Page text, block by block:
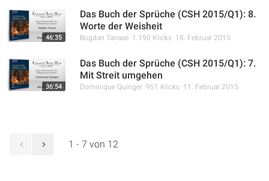
46:35
Das Buch der Sprüche (CSH 2015/Q1): 8.
Worte der Weisheit
Bogdan Tanase 1.190 Klicks 18. Februar 2015
36:54
Das Buch der Sprüche (CSH 2015/Q1): 7.
Mit Streit umgehen
Dominique Quinger 951 Klicks 11. Februar 2015
1 - 7 von 12